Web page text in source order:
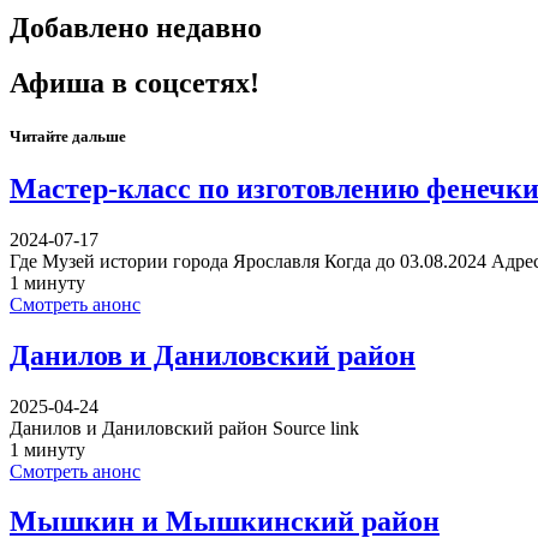
Добавлено недавно
Афиша в соцсетях!
Читайте дальше
Мастер-класс по изготовлению
2024-07-17
Где Музей истории города Ярославля Когда до 03.08.2024
1 минуту
Смотреть анонс
Данилов и Даниловский район
2025-04-24
Данилов и Даниловский район Source link
1 минуту
Смотреть анонс
Мышкин и Мышкинский район